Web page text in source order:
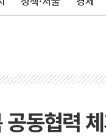
동협력